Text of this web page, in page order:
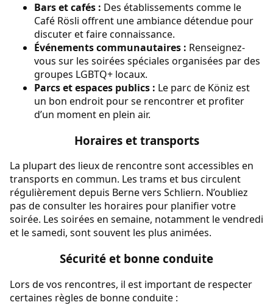
Bars et cafés : Des établissements comme le
Café Rösli offrent une ambiance détendue pour
discuter et faire connaissance.
Événements communautaires : Renseignez-
vous sur les soirées spéciales organisées par des
groupes LGBTQ+ locaux.
Parcs et espaces publics : Le parc de Köniz est
un bon endroit pour se rencontrer et profiter
d’un moment en plein air.
Horaires et transports
La plupart des lieux de rencontre sont accessibles en
transports en commun. Les trams et bus circulent
régulièrement depuis Berne vers Schliern. N’oubliez
pas de consulter les horaires pour planifier votre
soirée. Les soirées en semaine, notamment le vendredi
et le samedi, sont souvent les plus animées.
Sécurité et bonne conduite
Lors de vos rencontres, il est important de respecter
certaines règles de bonne conduite :